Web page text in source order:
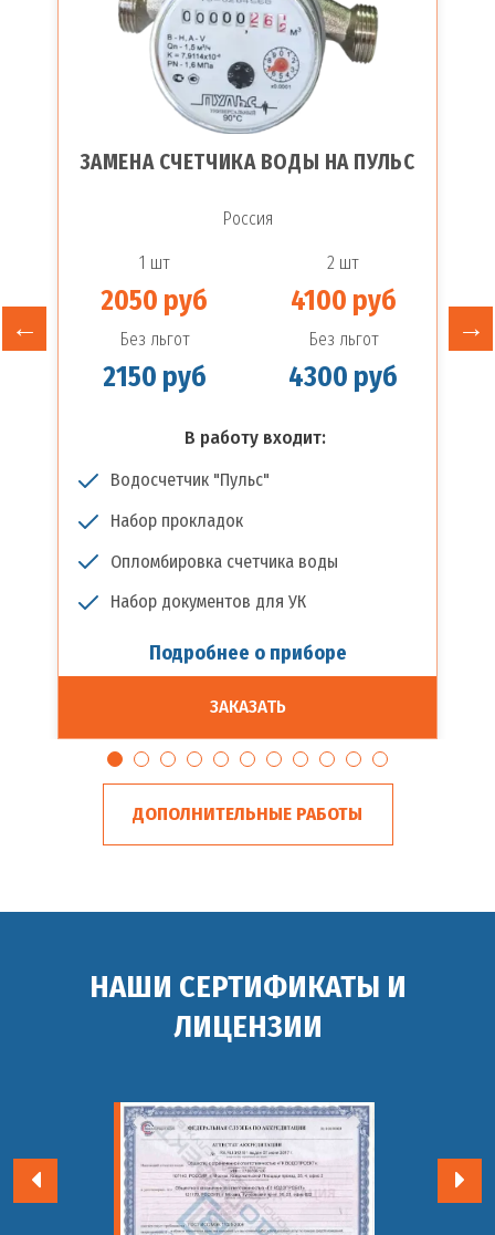
ЗАМЕНА СЧЕТЧИКА ВОДЫ НА ПУЛЬС
Россия
1 шт 2 шт
2050 руб 4100 руб
Без льгот Без льгот
2150 руб 4300 руб
В работу входит:
Водосчетчик "Пульс"
Набор прокладок
Опломбировка счетчика воды
Набор документов для УК
Подробнее о приборе
ЗАКАЗАТЬ
ДОПОЛНИТЕЛЬНЫЕ РАБОТЫ
НАШИ СЕРТИФИКАТЫ И
ЛИЦЕНЗИИ